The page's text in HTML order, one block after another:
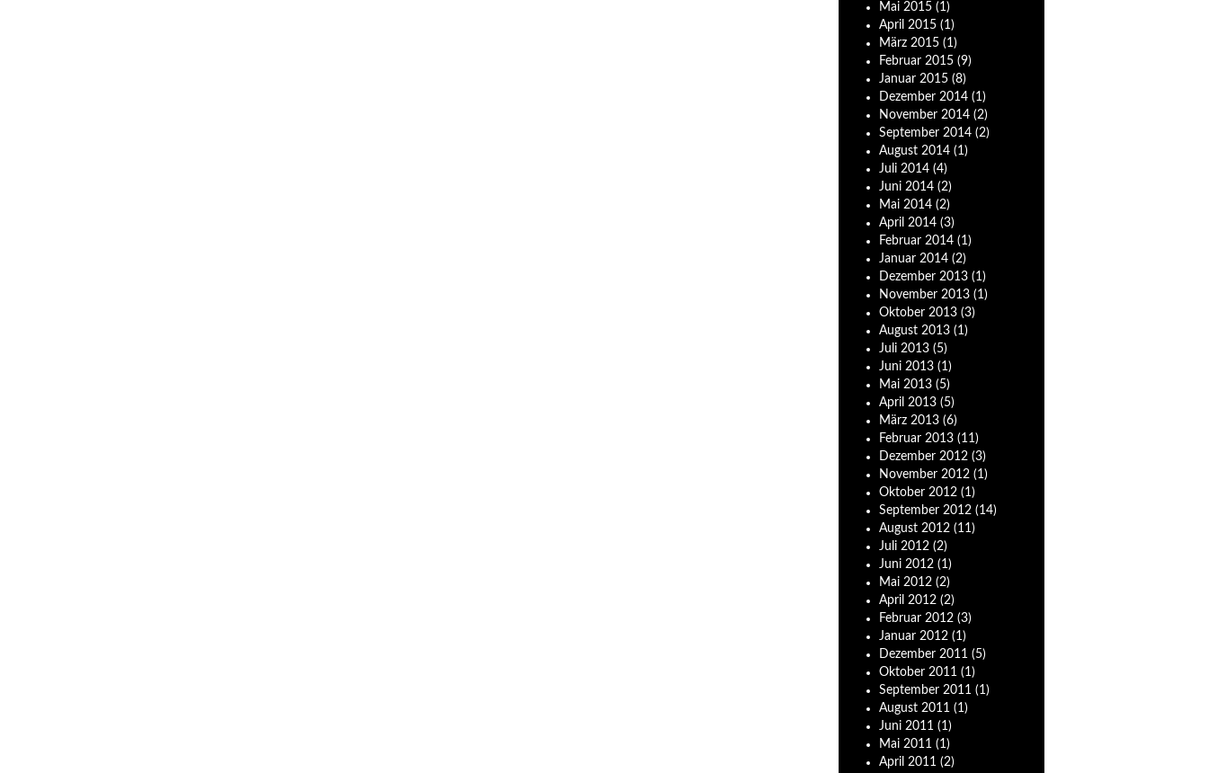
Mai 2015 (1)
April 2015 (1)
März 2015 (1)
Februar 2015 (9)
Januar 2015 (8)
Dezember 2014 (1)
November 2014 (2)
September 2014 (2)
August 2014 (1)
Juli 2014 (4)
Juni 2014 (2)
Mai 2014 (2)
April 2014 (3)
Februar 2014 (1)
Januar 2014 (2)
Dezember 2013 (1)
November 2013 (1)
Oktober 2013 (3)
August 2013 (1)
Juli 2013 (5)
Juni 2013 (1)
Mai 2013 (5)
April 2013 (5)
März 2013 (6)
Februar 2013 (11)
Dezember 2012 (3)
November 2012 (1)
Oktober 2012 (1)
September 2012 (14)
August 2012 (11)
Juli 2012 (2)
Juni 2012 (1)
Mai 2012 (2)
April 2012 (2)
Februar 2012 (3)
Januar 2012 (1)
Dezember 2011 (5)
Oktober 2011 (1)
September 2011 (1)
August 2011 (1)
Juni 2011 (1)
Mai 2011 (1)
April 2011 (2)